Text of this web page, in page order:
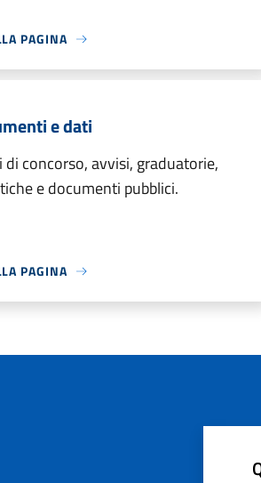
PAGINA
e dati
di concorso, avvisi, graduatorie,
e documenti pubblici.
PAGINA